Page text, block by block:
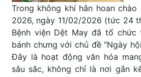
Trong không khí hân hoan chào
2026, ngày 11/02/2026 (tức 24
Bệnh viện Dệt May đã tổ chức
bánh chưng với chủ đề "Ngày
Đây là hoạt động văn hóa
sâu sắc, không chỉ là nơi gắn